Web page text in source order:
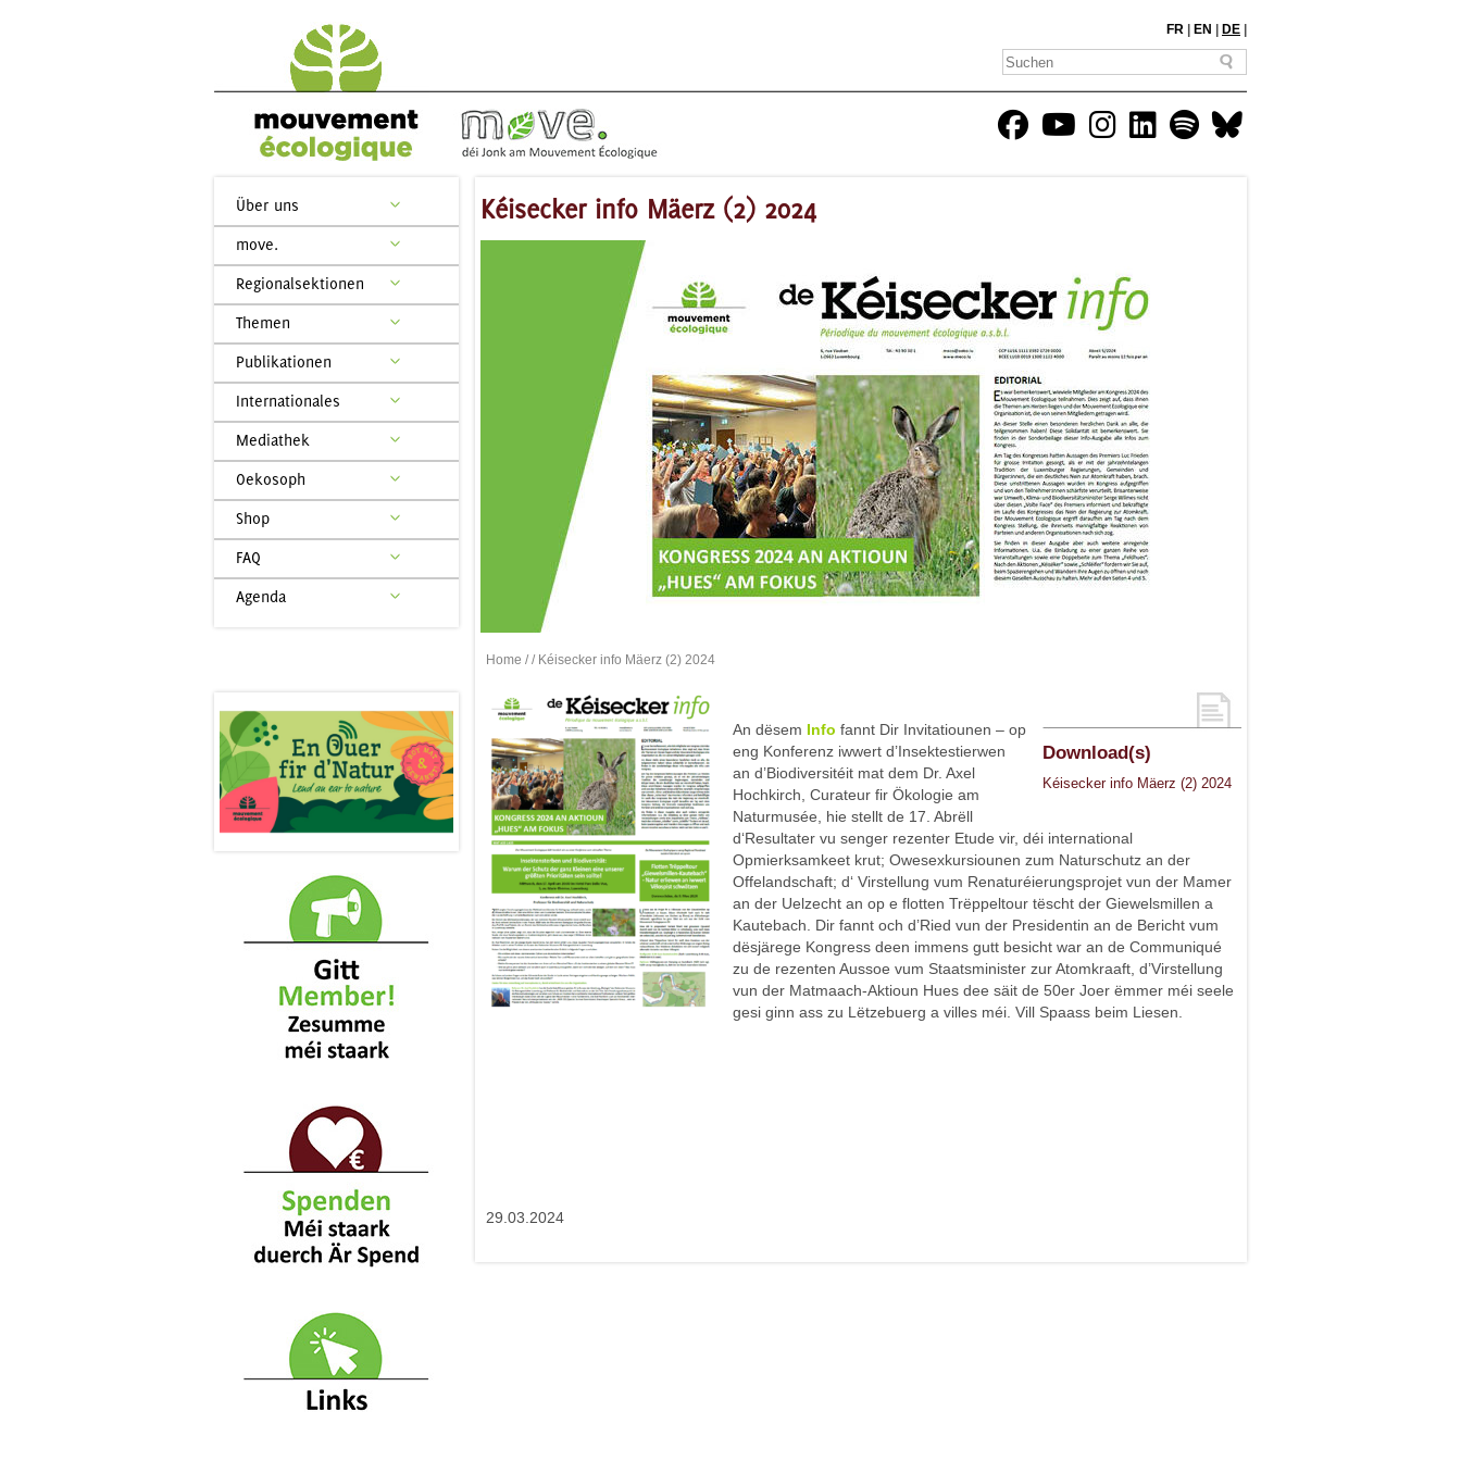
FR EN DE
Über uns
move.
Regionalsektionen
Themen
Publikationen
Internationales
Mediathek
Oekosoph
Shop
FAQ
Agenda
Kéisecker info Mäerz (2) 2024
Home // Kéisecker info Mäerz (2) 2024
Download(s)
Kéisecker info Mäerz (2) 2024
An dësem Info fannt Dir Invitatiounen – op
eng Konferenz iwwert d’Insektestierwen
an d’Biodiversitéit mat dem Dr. Axel
Hochkirch, Curateur fir Ökologie am
Naturmusée, hie stellt de 17. Abrëll
d‘Resultater vu senger rezenter Etude vir, déi international
Opmierksamkeet krut; Owesexkursiounen zum Naturschutz an der
Offelandschaft; d‘ Virstellung vum Renaturéierungsprojet vun der Mamer
an der Uelzecht an op e flotten Trëppeltour tëscht der Giewelsmillen a
Kautebach. Dir fannt och d’Ried vun der Presidentin an de Bericht vum
dësjärege Kongress deen immens gutt besicht war an de Communiqué
zu de rezenten Aussoe vum Staatsminister zur Atomkraaft, d’Virstellung
vun der Matmaach-Aktioun Hues dee säit de 50er Joer ëmmer méi seele
gesi ginn ass zu Lëtzebuerg a villes méi. Vill Spaass beim Liesen.
29.03.2024